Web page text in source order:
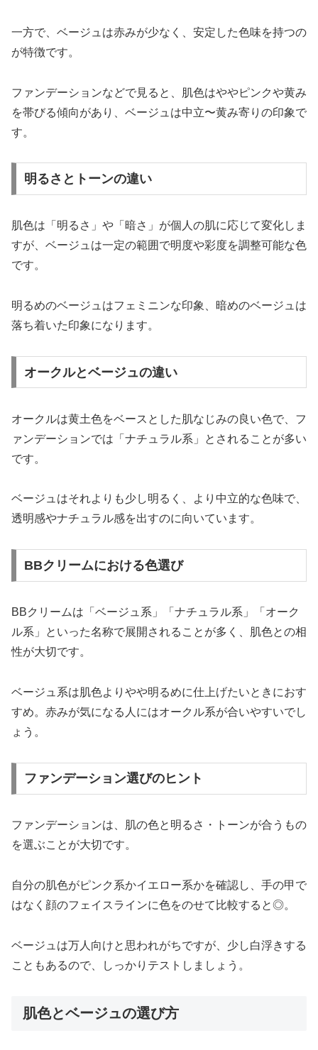
一方で、ベージュは赤みが少なく、安定した色味を持つの
が特徴です。
ファンデーションなどで見ると、肌色はややピンクや黄み
を帯びる傾向があり、ベージュは中立〜黄み寄りの印象で
す。
明るさとトーンの違い
肌色は「明るさ」や「暗さ」が個人の肌に応じて変化しま
すが、ベージュは一定の範囲で明度や彩度を調整可能な色
です。
明るめのベージュはフェミニンな印象、暗めのベージュは
落ち着いた印象になります。
オークルとベージュの違い
オークルは黄土色をベースとした肌なじみの良い色で、フ
ァンデーションでは「ナチュラル系」とされることが多い
です。
ベージュはそれよりも少し明るく、より中立的な色味で、
透明感やナチュラル感を出すのに向いています。
BBクリームにおける色選び
BBクリームは「ベージュ系」「ナチュラル系」「オーク
ル系」といった名称で展開されることが多く、肌色との相
性が大切です。
ベージュ系は肌色よりやや明るめに仕上げたいときにおす
すめ。赤みが気になる人にはオークル系が合いやすいでし
ょう。
ファンデーション選びのヒント
ファンデーションは、肌の色と明るさ・トーンが合うもの
を選ぶことが大切です。
自分の肌色がピンク系かイエロー系かを確認し、手の甲で
はなく顔のフェイスラインに色をのせて比較すると◎。
ベージュは万人向けと思われがちですが、少し白浮きする
こともあるので、しっかりテストしましょう。
肌色とベージュの選び方